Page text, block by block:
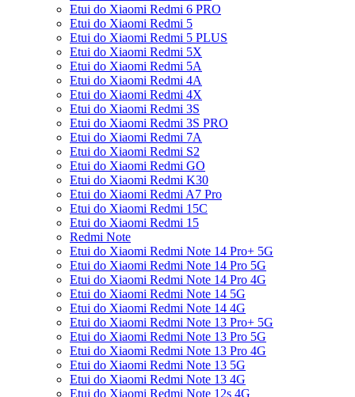
Etui do Xiaomi Redmi 6 PRO
Etui do Xiaomi Redmi 5
Etui do Xiaomi Redmi 5 PLUS
Etui do Xiaomi Redmi 5X
Etui do Xiaomi Redmi 5A
Etui do Xiaomi Redmi 4A
Etui do Xiaomi Redmi 4X
Etui do Xiaomi Redmi 3S
Etui do Xiaomi Redmi 3S PRO
Etui do Xiaomi Redmi 7A
Etui do Xiaomi Redmi S2
Etui do Xiaomi Redmi GO
Etui do Xiaomi Redmi K30
Etui do Xiaomi Redmi A7 Pro
Etui do Xiaomi Redmi 15C
Etui do Xiaomi Redmi 15
Redmi Note
Etui do Xiaomi Redmi Note 14 Pro+ 5G
Etui do Xiaomi Redmi Note 14 Pro 5G
Etui do Xiaomi Redmi Note 14 Pro 4G
Etui do Xiaomi Redmi Note 14 5G
Etui do Xiaomi Redmi Note 14 4G
Etui do Xiaomi Redmi Note 13 Pro+ 5G
Etui do Xiaomi Redmi Note 13 Pro 5G
Etui do Xiaomi Redmi Note 13 Pro 4G
Etui do Xiaomi Redmi Note 13 5G
Etui do Xiaomi Redmi Note 13 4G
Etui do Xiaomi Redmi Note 12s 4G